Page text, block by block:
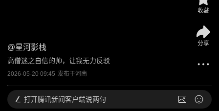
@星河影栈
高僧迷之自信的帅，让我无力反驳
2026-05-20 09:45 发布于河南
收藏
分享
打开腾讯新闻客户端说两句